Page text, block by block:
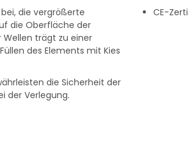
die vergrößerte
die Oberfläche der
Wellen trägt zu einer
des Elements mit Kies
die Sicherheit der
der Verlegung.
CE-